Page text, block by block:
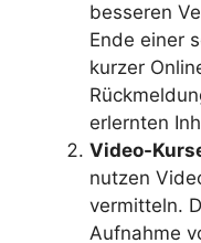
besseren
Ende einer
kurzer
erlernten
Video-
nutzen
vermitteln.
Aufnahme